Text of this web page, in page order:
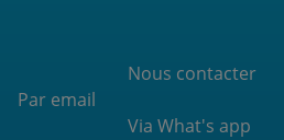
Nous contacter
Par email
Via What's app